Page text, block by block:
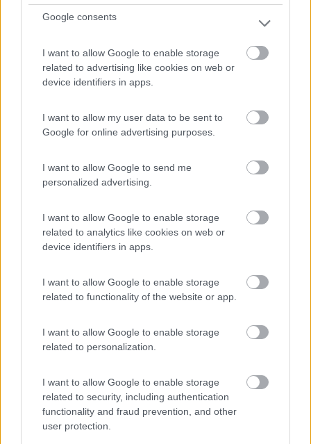
Google consents
I want to allow Google to enable storage
related to advertising like cookies on web or
device identifiers in apps.
I want to allow my user data to be sent to
Google for online advertising purposes.
I want to allow Google to send me
personalized advertising.
I want to allow Google to enable storage
related to analytics like cookies on web or
device identifiers in apps.
I want to allow Google to enable storage
related to functionality of the website or app.
I want to allow Google to enable storage
related to personalization.
I want to allow Google to enable storage
related to security, including authentication
functionality and fraud prevention, and other
user protection.
Servizi / Posizione
La struttura offre 6 posti per camper o caravan su
Scansano (GR) - 35.7km
Località La Poderina 41
Area di sosta (PS)
0
Servizi / Posizione